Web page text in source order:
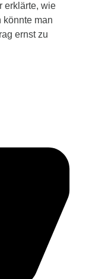
erklärte, wie
könnte man
ernst zu